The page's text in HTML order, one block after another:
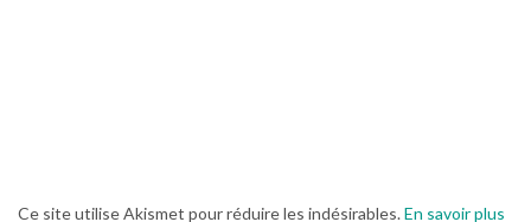
Ce site utilise Akismet pour réduire les indésirables.En savoir plus